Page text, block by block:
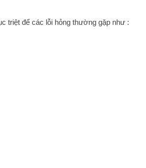
triệt để các lỗi hỏng thường gặp như :